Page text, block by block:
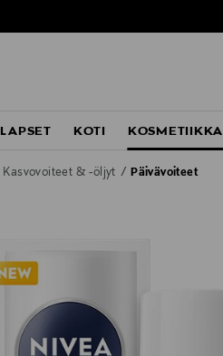
LAPSET KOTI KOSMETIIKKA
Kasvovoiteet & -öljyt Päivävoiteet